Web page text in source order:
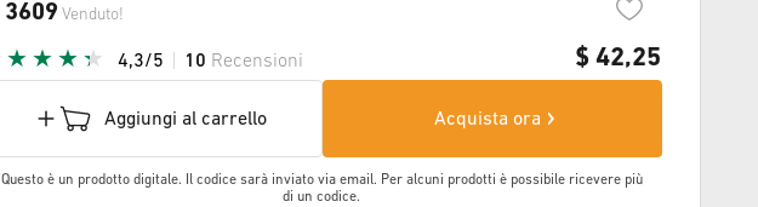
3609 Venduto!
$ 42,25
4,3/5 10 Recensioni
Aggiungi al carrello Acquista ora
Questo è un prodotto digitale. Il codice sarà inviato via email. Per alcuni prodotti è possibile ricevere più
di un codice.